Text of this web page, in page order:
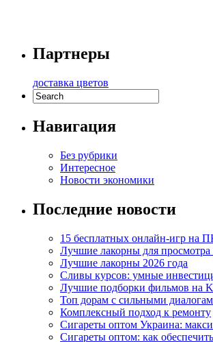
Партнеры
доставка цветов
Навигация
Без рубрики
Интересное
Новости экономики
Последние новости
15 бесплатных онлайн-игр на
Лучшие лакорны для просмотра
Лучшие лакорны 2026 года
Сливы курсов: умные
Лучшие подборки фильмов на
Топ дорам с сильными
Комплексный подход к ремонту
Сигареты оптом Украина:
Сигареты оптом: как